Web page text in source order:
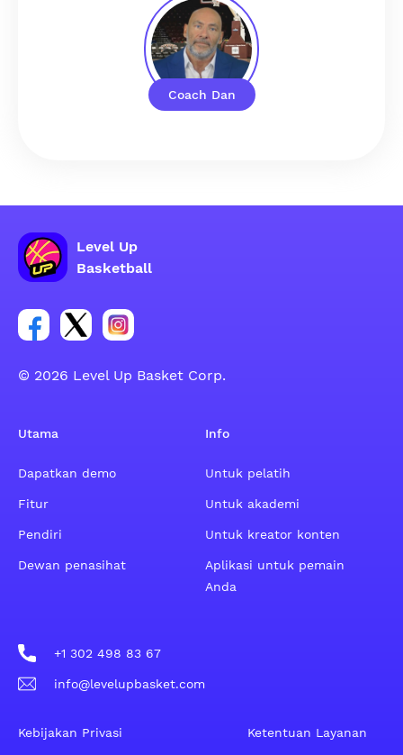
Coach Dan
Level Up
Basketball
Tautan untuk grup sosial akun Facebook
Tautan untuk grup sosial akun Tweeter
Tautan untuk grup sosial akun Instagram
© 2026 Level Up Basket Corp.
Utama
Dapatkan demo
Fitur
Pendiri
Dewan penasihat
Info
Untuk pelatih
Untuk akademi
Untuk kreator konten
Aplikasi untuk pemain
Anda
+1 302 498 83 67
info@levelupbasket.com
Kebijakan Privasi Ketentuan Layanan